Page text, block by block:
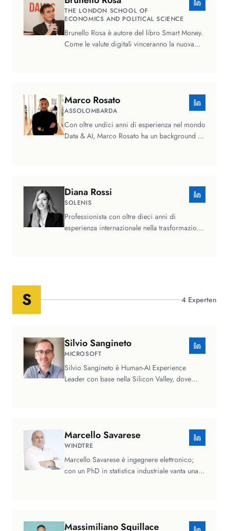
THE LONDON SCHOOL OF
ECONOMICS AND POLITICAL SCIENCE
Brunello Rosa è autore del libro Smart Money.
Come le valute digitali vinceranno la nuova
Marco Rosato
ASSOLOMBARDA
Con oltre undici anni di esperienza nel mondo
Data & AI, Marco Rosato ha un background in
Diana Rossi
SOLENIS
Professionista con oltre dieci anni di
esperienza internazionale nella trasformazione
S 4 Experten
SilvioSangineto
MICROSOFT
Silvio Sangineto è Human-AI Experience
Leader con base nella Silicon Valley, dove
MarcelloSavarese
WINDTRE
Marcello Savarese è ingegnere elettronico;
con un PhD in statistica industriale vanta una
MassimilianoSquillace